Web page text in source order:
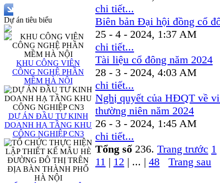
Dự án tiêu biểu
KHU CÔNG VIÊN
CÔNG NGHỆ PHẦN
MỀM HÀ NỘI
DỰ ÁN ĐẦU TƯ KINH
DOANH HẠ TẦNG KHU
CÔNG NGHIỆP CN3
chi tiết...
Biên bản Đại hội đồng cổ
25 - 4 - 2024, 1:37 AM
chi tiết...
Tài liệu cổ đông năm 2024
28 - 3 - 2024, 4:03 AM
chi tiết...
Nghị quyết của HĐQT về
thường niên năm 2024
26 - 3 - 2024, 1:45 AM
chi tiết...
Tổng số 236. Trang trước 1
11 | 12 | ... | 48 Trang sau